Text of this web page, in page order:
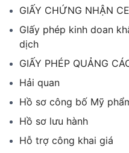
GIẤY CHỨNG NHẬN CE
GIấy phép kinh doan
dịch
GIẤY PHÉP QUẢNG
Hải quan
Hồ sơ công bố Mỹ
Hồ sơ lưu hành
Hỗ trợ công khai giá